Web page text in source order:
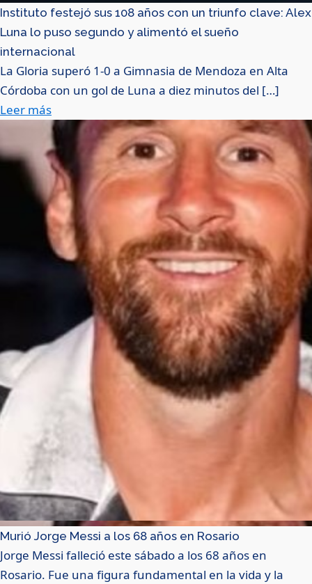
Instituto festejó sus 108 años con un triunfo clave: Alex
Luna lo puso segundo y alimentó el sueño
internacional
La Gloria superó 1-0 a Gimnasia de Mendoza en Alta
Córdoba con un gol de Luna a diez minutos del […]
Leer más
Murió Jorge Messi a los 68 años en Rosario
Jorge Messi falleció este sábado a los 68 años en
Rosario. Fue una figura fundamental en la vida y la